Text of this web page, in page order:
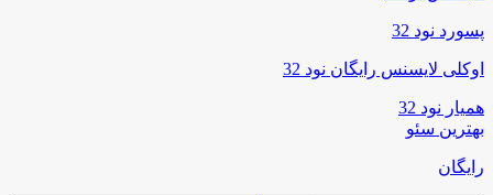
پسورد نود 32
اوکلی لایسنس رایگان نود 32
همیار نود 32
بهترین سئو
رایگان